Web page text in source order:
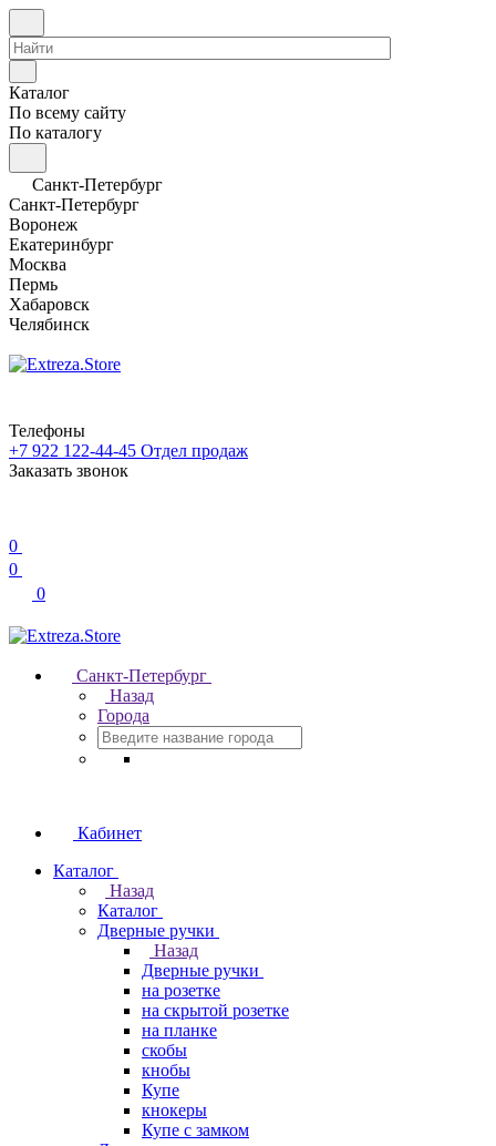
Каталог
По всему сайту
По каталогу
Санкт-Петербург
Санкт-Петербург
Воронеж
Екатеринбург
Москва
Пермь
Хабаровск
Челябинск
Телефоны
+7 922 122-44-45 Отдел продаж
Заказать звонок
0
0
0
Санкт-Петербург
Назад
Города
Кабинет
Каталог
Назад
Каталог
Дверные ручки
Назад
Дверные ручки
на розетке
на скрытой розетке
на планке
скобы
кнобы
Купе
кнокеры
Купе с замком